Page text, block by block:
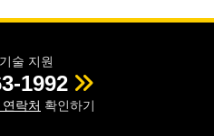
술 지원
1992
락처 확인하기